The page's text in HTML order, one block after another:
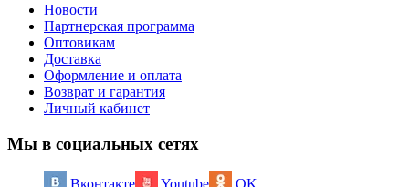
Новости
Партнерская программа
Оптовикам
Доставка
Оформление и оплата
Возврат и гарантия
Личный кабинет
Мы в социальных сетях